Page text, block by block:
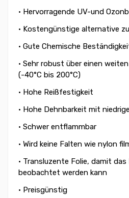
• Hervorragende UV-und
• Kostengünstige alternative
• Gute Chemische
• Sehr robust über einen
(-40°C bis 200°C)
• Hohe Reißfestigkeit
• Hohe Dehnbarkeit mit
• Schwer entflammbar
• Wird keine Falten wie nylon
• Transluzente Folie, damit
beobachtet werden kann
• Preisgünstig